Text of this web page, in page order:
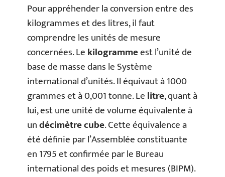
Pour appréhender la conversion entre des
kilogrammes et des litres, il faut
comprendre les unités de mesure
concernées. Lekilogrammeest l’unité de
base de masse dans le Système
international d’unités. Il équivaut à 1000
grammes et à 0,001 tonne. Lelitre, quant à
lui, est une unité de volume équivalente à
undécimètre cube. Cette équivalence a
été définie par l’Assemblée constituante
en 1795 et confirmée par le Bureau
international des poids et mesures (BIPM).